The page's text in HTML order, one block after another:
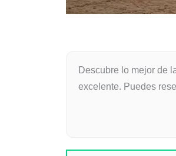
Descubre lo mejor de
excelente. Puedes